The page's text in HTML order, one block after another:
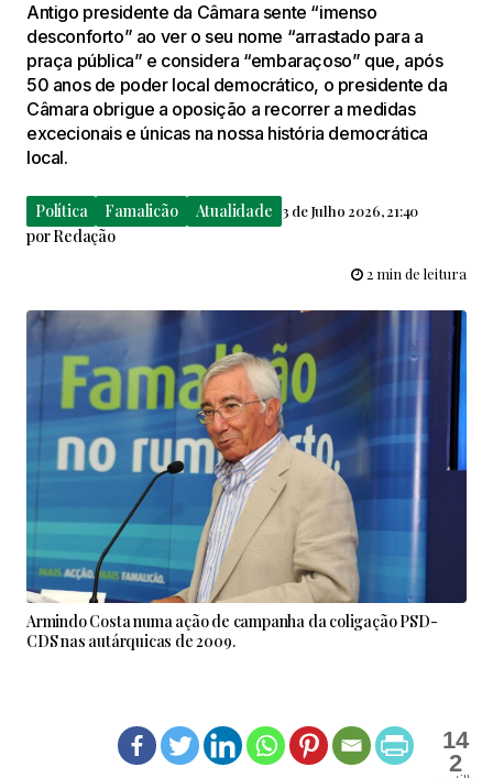
Antigo presidente da Câmara sente “imenso
desconforto” ao ver o seu nome “arrastado para a
praça pública” e considera “embaraçoso” que, após
50 anos de poder local democrático, o presidente da
Câmara obrigue a oposição a recorrer a medidas
excecionais e únicas na nossa história democrática
local.
Política Famalicão Atualidade 3 de Julho 2026, 21:40
porRedação
2 min de leitura
Armindo Costa numa ação de campanha da coligação PSD-
CDS nas autárquicas de 2009.
14
2